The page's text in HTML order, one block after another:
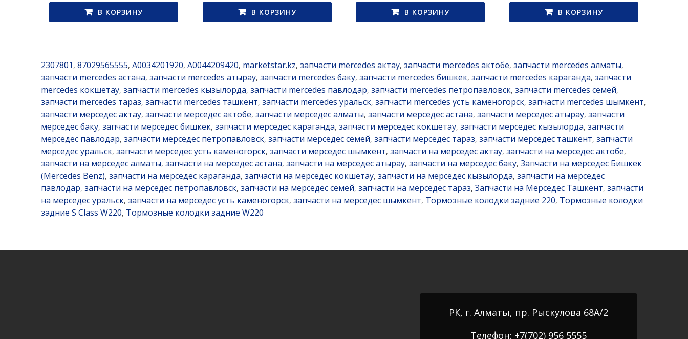
В КОРЗИНУ В КОРЗИНУ В КОРЗИНУ В КОРЗИНУ
2307801 , 87029565555, A0034201920, A0044209420, marketstar.kz, запчасти mercedes актау, запчасти mercedes актобе, запчасти mercedes алматы,
запчасти mercedes астана, запчасти mercedes атырау, запчасти mercedes баку, запчасти mercedes бишкек, запчасти mercedes караганда, запчасти
mercedes кокшетау, запчасти mercedes кызылорда, запчасти mercedes павлодар, запчасти mercedes петропавловск, запчасти mercedes семей,
запчасти mercedes тараз, запчасти mercedes ташкент, запчасти mercedes уральск, запчасти mercedes усть каменогорск, запчасти mercedes шымкент,
запчасти мерседес актау, запчасти мерседес актобе, запчасти мерседес алматы, запчасти мерседес астана, запчасти мерседес атырау, запчасти
мерседес баку, запчасти мерседес бишкек, запчасти мерседес караганда, запчасти мерседес кокшетау, запчасти мерседес кызылорда, запчасти
мерседес павлодар, запчасти мерседес петропавловск, запчасти мерседес семей, запчасти мерседес тараз, запчасти мерседес ташкент, запчасти
мерседес уральск, запчасти мерседес усть каменогорск, запчасти мерседес шымкент, запчасти на мерседес актау, запчасти на мерседес актобе,
запчасти на мерседес алматы, запчасти на мерседес астана, запчасти на мерседес атырау, запчасти на мерседес баку, Запчасти на мерседес Бишкек
(Mercedes Benz), запчасти на мерседес караганда, запчасти на мерседес кокшетау, запчасти на мерседес кызылорда, запчасти на мерседес
павлодар, запчасти на мерседес петропавловск, запчасти на мерседес семей, запчасти на мерседес тараз, Запчасти на Мерседес Ташкент, запчасти
на мерседес уральск, запчасти на мерседес усть каменогорск, запчасти на мерседес шымкент, Тормозные колодки задние 220, Тормозные колодки
задние S Class W220, Тормозные колодки задние W220
РК, г. Алматы, пр. Рыскулова 68А/2
Телефон: +7(702) 956 5555